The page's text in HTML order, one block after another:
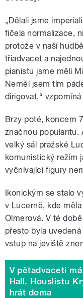
„Dělali jsme
fičela normalizace,
protože v naší
třiadvacet a
pianistu jsme měli
Neměl jsem tím
dirigovat,“
Brzy poté, koncem
značnou popularitu.
velký sál pražské
komunistický režim
vyčnívající figury
Ikonickým se stalo
v Lucerně, kde
Olmerová. V té
přesto byla
vstup na jeviště
V pětadvaceti
Hall. Houslistu
hrát doma